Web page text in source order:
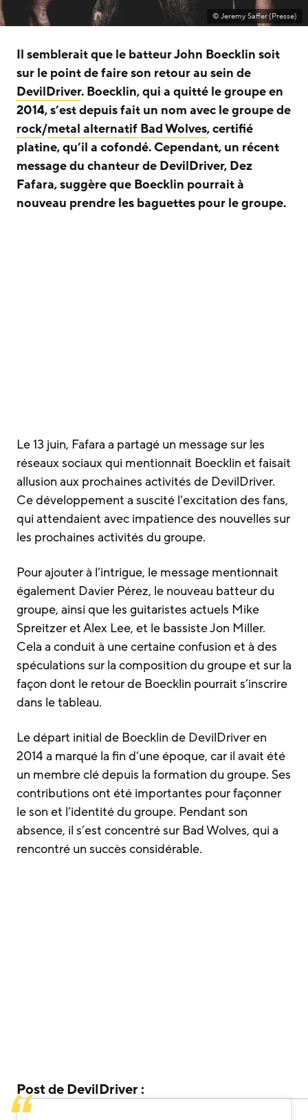
© Jeremy Saffer (Presse)
Il semblerait que le batteur John Boecklin soit
sur le point de faire son retour au sein de
DevilDriver. Boecklin, qui a quitté le groupe en
2014, s’est depuis fait un nom avec le groupe de
rock/metal alternatif Bad Wolves, certifié
platine, qu’il a cofondé. Cependant, un récent
message du chanteur de DevilDriver, Dez
Fafara, suggère que Boecklin pourrait à
nouveau prendre les baguettes pour le groupe.
Le 13 juin, Fafara a partagé un message sur les
réseaux sociaux qui mentionnait Boecklin et faisait
allusion aux prochaines activités de DevilDriver.
Ce développement a suscité l’excitation des fans,
qui attendaient avec impatience des nouvelles sur
les prochaines activités du groupe.
Pour ajouter à l’intrigue, le message mentionnait
également Davier Pérez, le nouveau batteur du
groupe, ainsi que les guitaristes actuels Mike
Spreitzer et Alex Lee, et le bassiste Jon Miller.
Cela a conduit à une certaine confusion et à des
spéculations sur la composition du groupe et sur la
façon dont le retour de Boecklin pourrait s’inscrire
dans le tableau.
Le départ initial de Boecklin de DevilDriver en
2014 a marqué la fin d’une époque, car il avait été
un membre clé depuis la formation du groupe. Ses
contributions ont été importantes pour façonner
le son et l’identité du groupe. Pendant son
absence, il s’est concentré sur Bad Wolves, qui a
rencontré un succès considérable.
Post de DevilDriver :